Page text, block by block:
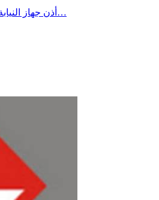
أذن جهاز النيابة العمومية بعديد محاكم الجمهورية على غرار تونس وتونس 2 ونابل وصفاقس وبنزرت وغيرها أذن بفتح أبحاث عدلية مع الاستعجال بخصوص ملابسات قطع التيار الكهربائي…